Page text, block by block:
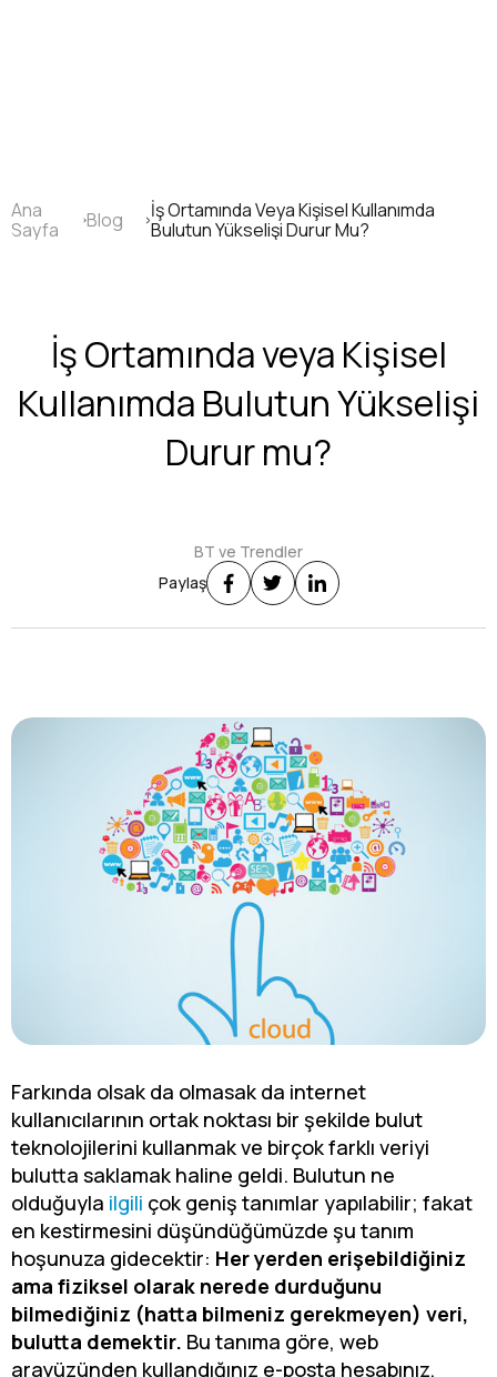
Sayfa
yolu
Ana
Sayfa
Blog
İş Ortamında Veya Kişisel Kullanımda
Bulutun Yükselişi Durur Mu?
İş Ortamında veya Kişisel
Kullanımda Bulutun Yükselişi
Durur mu?
BT ve Trendler
Paylaş
Farkında olsak da olmasak da internet
kullanıcılarının ortak noktası bir şekilde bulut
teknolojilerini kullanmak ve birçok farklı veriyi
bulutta saklamak haline geldi. Bulutun ne
olduğuyla ilgili çok geniş tanımlar yapılabilir; fakat
en kestirmesini düşündüğümüzde şu tanım
hoşunuza gidecektir: Her yerden erişebildiğiniz
ama fiziksel olarak nerede durduğunu
bilmediğiniz (hatta bilmeniz gerekmeyen) veri,
bulutta demektir. Bu tanıma göre, web
arayüzünden kullandığınız e-posta hesabınız,